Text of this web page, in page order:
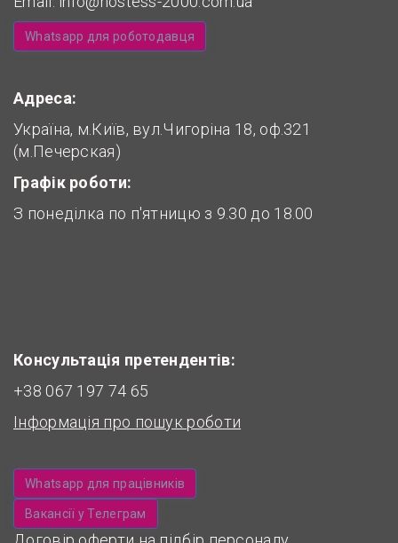
Whatsapp для роботодавця
Адреса:
Україна, м.Київ, вул.Чигоріна 18, оф.321
(м.Печерская)
Графік роботи:
З понеділка по п'ятницю з 9.30 до 18.00
Консультація претендентів:
+38 067 197 74 65
Інформація про пошук роботи
Whatsapp для працівників
Вакансії у Телеграм